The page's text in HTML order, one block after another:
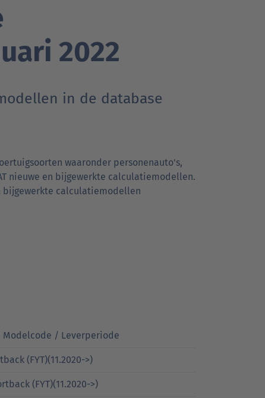
2022
in de database
waaronder personenauto's,
nieuwe en bijgewerkte calculatiemodellen.
bijgewerkte calculatiemodellen
/ Leverperiode
(FYT)(11.2020->)
(FYT)(11.2020->)